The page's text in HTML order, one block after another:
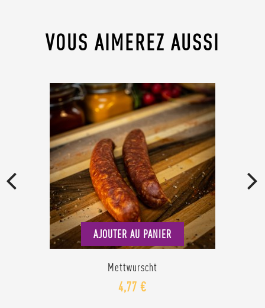
VOUS AIMEREZ AUSSI
AJOUTER AU PANIER
Mettwurscht
4,77 €